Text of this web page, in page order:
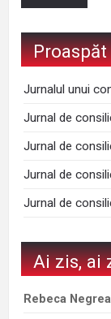
Jurnalul unui
Jurnal de
Jurnal de
Jurnal de
Jurnal de
Ai zis, ai
Rebeca Negrea